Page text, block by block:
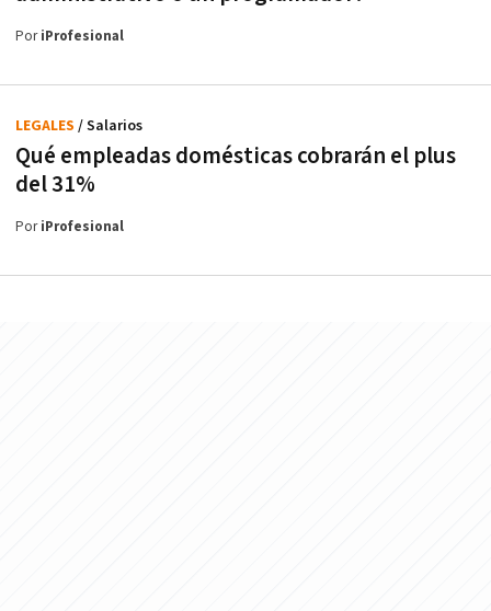
PoriProfesional
Qué empleadas domésticas cobrarán el plus
del 31%
LEGALES / Salarios
PoriProfesional